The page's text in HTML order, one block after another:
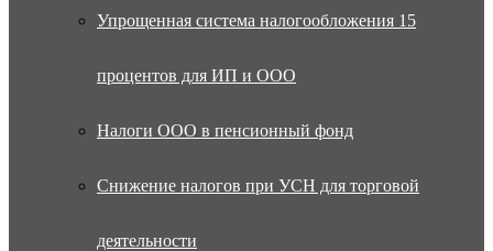
Упрощенная система налогообложения 15
процентов для ИП и ООО
Налоги ООО в пенсионный фонд
Снижение налогов при УСН для торговой
деятельности